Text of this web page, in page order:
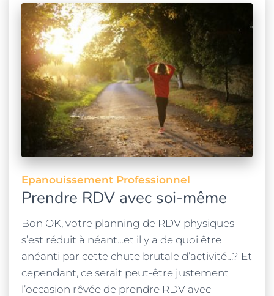
Epanouissement Professionnel
Prendre RDV avec soi-même
Bon OK, votre planning de RDV physiques
s’est réduit à néant…et il y a de quoi être
anéanti par cette chute brutale d’activité…? Et
cependant, ce serait peut-être justement
l’occasion rêvée de prendre RDV avec